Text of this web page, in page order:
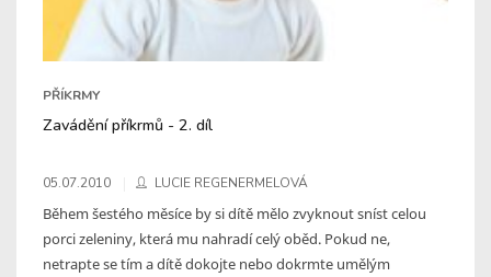
PŘÍKRMY
Zavádění příkrmů - 2. díl
05.07.2010 LUCIE REGENERMELOVÁ
Během šestého měsíce by si dítě mělo zvyknout sníst celou
porci zeleniny, která mu nahradí celý oběd. Pokud ne,
netrapte se tím a dítě dokojte nebo dokrmte umělým